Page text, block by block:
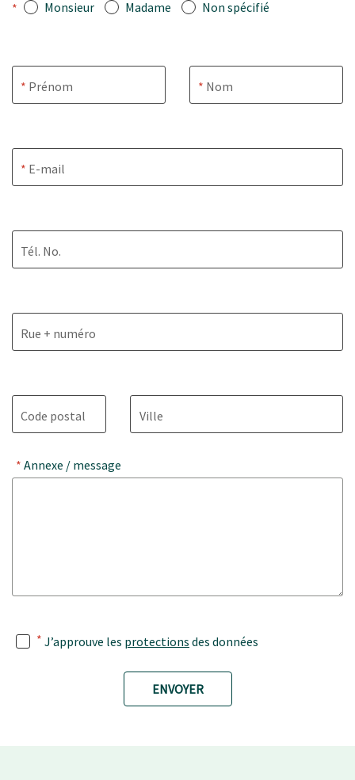
* Monsieur Madame Non spécifié
Prénom Nom
E-mail
Tél. No.
Rue + numéro
Code postal Ville
Annexe / message
* J’approuve les protections des données
ENVOYER